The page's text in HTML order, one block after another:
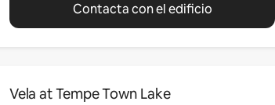
Contacta con el edificio
Vela at Tempe Town Lake